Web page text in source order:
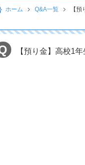
ホーム Q&A一覧 【
【預り金】高校1